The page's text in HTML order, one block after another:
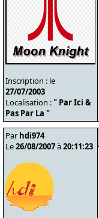
Inscription : le
27/07/2003
Localisation :" Par Ici &
Pas Par La "
Par hdi974
Le26/08/2007à20:11:23